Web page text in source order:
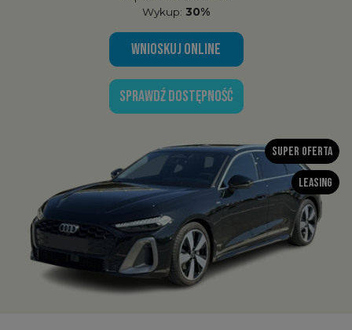
Wykup: 30%
WNIOSKUJ ONLINE
SPRAWDŹ DOSTĘPNOŚĆ
Super oferta
Leasing